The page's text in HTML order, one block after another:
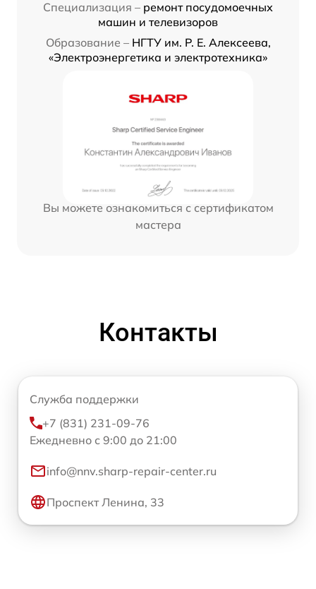
Специализация – ремонт посудомоечных
машин и телевизоров
Образование – НГТУ им. Р. Е. Алексеева,
«Электроэнергетика и электротехника»
Вы можете ознакомиться с сертификатом
мастера
Контакты
Служба поддержки
+7 (831) 231-09-76
Ежедневно с 9:00 до 21:00
info@nnv.sharp-repair-center.ru
Проспект Ленина, 33